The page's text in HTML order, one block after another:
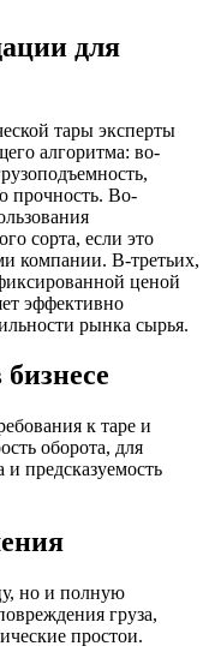
для
тары эксперты
алгоритма: во-
прочность. Во-
сорта, если это
компании. В-третьих,
ценой
эффективно
рынка сырья.
к таре и
оборота, для
и предсказуемость
но и полную
груза,
простои.